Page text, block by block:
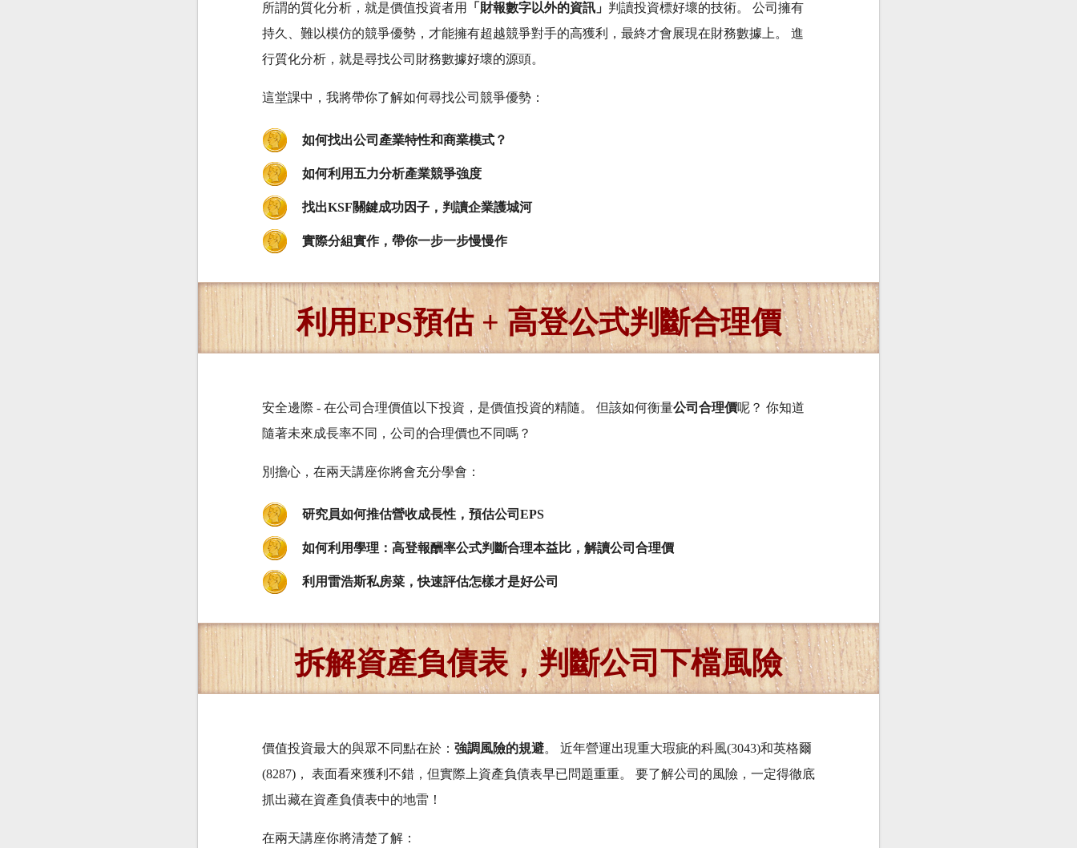
所謂的質化分析，就是價值投資者用 「財報數字以外的資訊」 判讀投資標好壞的技術。 公司擁有
持久、難以模仿的競爭優勢，才能擁有超越競爭對手的高獲利，最終才會展現在財務數據上。 進
行質化分析，就是尋找公司財務數據好壞的源頭。
這堂課中，我將帶你了解如何尋找公司競爭優勢：
如何找出公司產業特性和商業模式？
如何利用五力分析產業競爭強度
找出KSF關鍵成功因子，判讀企業護城河
實際分組實作，帶你一步一步慢慢作
利用EPS預估 + 高登公式判斷合理價
安全邊際 - 在公司合理價值以下投資，是價值投資的精隨。 但該如何衡量公司合理價呢？ 你知道
隨著未來成長率不同，公司的合理價也不同嗎？
別擔心，在兩天講座你將會充分學會：
研究員如何推估營收成長性，預估公司EPS
如何利用學理：高登報酬率公式判斷合理本益比，解讀公司合理價
利用雷浩斯私房菜，快速評估怎樣才是好公司
拆解資產負債表，判斷公司下檔風險
價值投資最大的與眾不同點在於： 強調風險的規避。 近年營運出現重大瑕疵的科風(3043)和英格爾
(8287)， 表面看來獲利不錯，但實際上資產負債表早已問題重重。 要了解公司的風險，一定得徹底
抓出藏在資產負債表中的地雷！
在兩天講座你將清楚了解：